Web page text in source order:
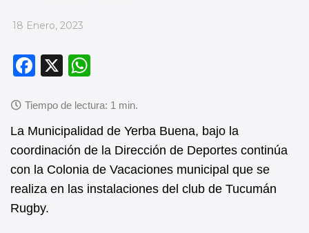
_
18 Enero, 2023
F
c
e
b
o
o
k
X
at
s
A
p
p
La Municipalidad de Yerba Buena, bajo la
coordinación de la Dirección de Deportes continúa
con la Colonia de Vacaciones municipal que se
realiza en las instalaciones del club de Tucumán
Rugby.